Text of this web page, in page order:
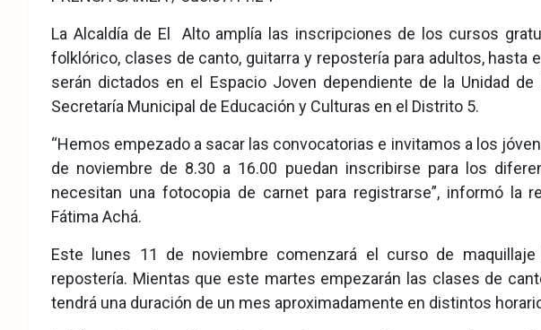
ook
ter
tsA
pp
La Alcaldía de El Alto amplía las inscripciones de los cursos
folklórico, clases de canto, guitarra y repostería para adultos, hasta
serán dictados en el Espacio Joven dependiente de la Unidad
Secretaría Municipal de Educación y Culturas en el Distrito 5.
“Hemos empezado a sacar las convocatorias e invitamos a los
de noviembre de 8.30 a 16.00 puedan inscribirse para los
necesitan una fotocopia de carnet para registrarse”, informó la
Fátima Achá.
Este lunes 11 de noviembre comenzará el curso de
repostería. Mientas que este martes empezarán las clases de
tendrá una duración de un mes aproximadamente en distintos